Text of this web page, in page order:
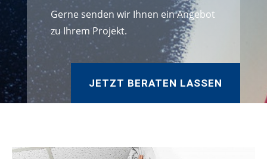
Gerne senden wir Ihnen ein Angebot
zu Ihrem Projekt.
JETZT BERATEN LASSEN